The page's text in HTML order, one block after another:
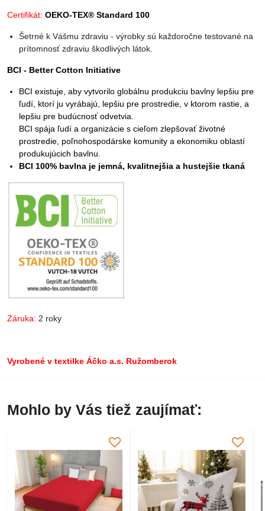
Certifikát: OEKO-TEX® Standard 100
Šetrné k Vášmu zdraviu - výrobky sú každoročne testované na
prítomnosť zdraviu škodlivých látok.
BCI - Better Cotton Initiative
BCI existuje, aby vytvorilo globálnu produkciu bavlny lepšiu pre
ľudí, ktorí ju vyrábajú, lepšiu pre prostredie, v ktorom rastie, a
lepšiu pre budúcnosť odvetvia.
BCI spája ľudí a organizácie s cieľom zlepšovať životné
prostredie, poľnohospodárske komunity a ekonomiku oblastí
produkujúcich bavlnu.
BCI 100% bavlna je jemná, kvalitnejšia a hustejšie tkaná
Záruka: 2 roky
Vyrobené v textilke Áčko a.s. Ružomberok
Mohlo by Vás tiež zaujímať: